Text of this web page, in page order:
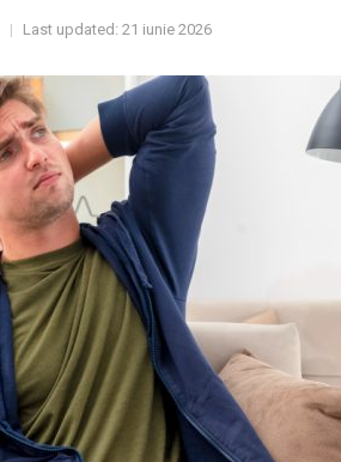
Last updated: 21 iunie 2026